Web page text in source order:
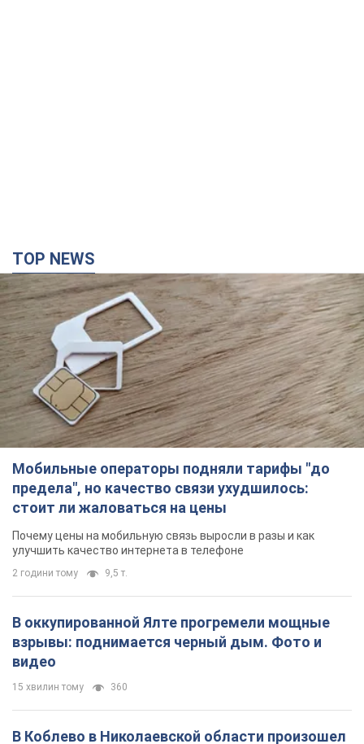
TOP NEWS
Мобильные операторы подняли тарифы "до
предела", но качество связи ухудшилось:
стоит ли жаловаться на цены
Почему цены на мобильную связь выросли в разы и как
улучшить качество интернета в телефоне
2 години тому 9,5 т.
В оккупированной Ялте прогремели мощные
взрывы: поднимается черный дым. Фото и
видео
15 хвилин тому 360
В Коблево в Николаевской области произошел